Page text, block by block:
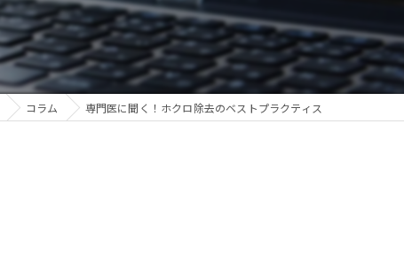
コラム 専門医に聞く！ホクロ除去のベストプラクティス